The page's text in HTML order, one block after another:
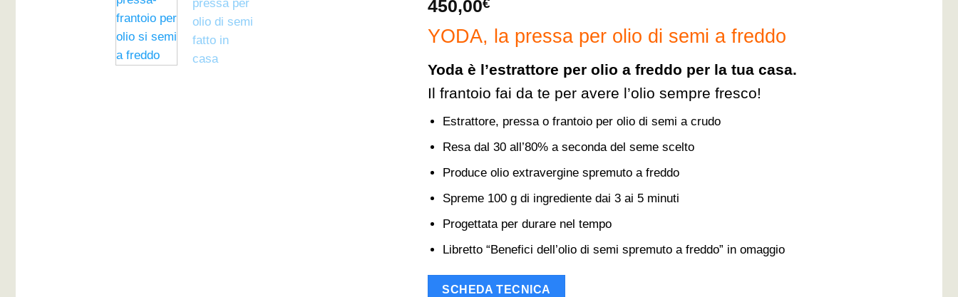
450,00€
YODA, la pressa per olio di semi a freddo
Yoda è l’estrattore per olio a freddo per la tua casa.
Il frantoio fai da te per avere l’olio sempre fresco!
Estrattore, pressa o frantoio per olio di semi a crudo
Resa dal 30 all’80% a seconda del seme scelto
Produce olio extravergine spremuto a freddo
Spreme 100 g di ingrediente dai 3 ai 5 minuti
Progettata per durare nel tempo
Libretto “Benefici dell’olio di semi spremuto a freddo” in omaggio
SCHEDA TECNICA